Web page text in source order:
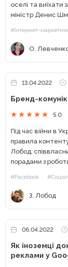
оселі та виїхати
міністр Денис
повернутися до
#Інтернет-
О.
13.04.2022
Бренд-
5.0
Під час війни в
правила
Лобод,
порадами з
упустити нічого...
#Facebook
З. Лобод
06.04.2022
Як іноземці
реклами у